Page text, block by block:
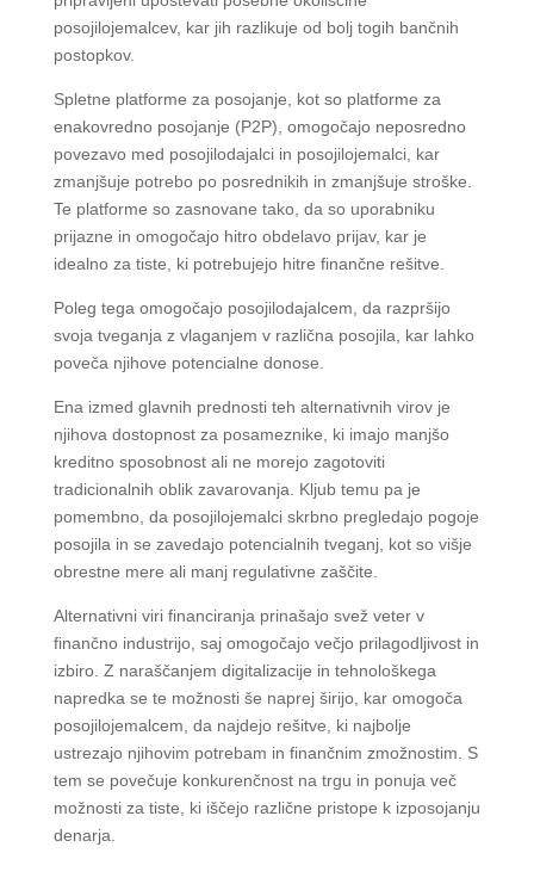
posojilojemalcev, kar jih razlikuje od bolj togih bančnih
postopkov.
Spletne platforme za posojanje, kot so platforme za
enakovredno posojanje (P2P), omogočajo neposredno
povezavo med posojilodajalci in posojilojemalci, kar
zmanjšuje potrebo po posrednikih in zmanjšuje stroške.
Te platforme so zasnovane tako, da so uporabniku
prijazne in omogočajo hitro obdelavo prijav, kar je
idealno za tiste, ki potrebujejo hitre finančne rešitve.
Poleg tega omogočajo posojilodajalcem, da razpršijo
svoja tveganja z vlaganjem v različna posojila, kar lahko
poveča njihove potencialne donose.
Ena izmed glavnih prednosti teh alternativnih virov je
njihova dostopnost za posameznike, ki imajo manjšo
kreditno sposobnost ali ne morejo zagotoviti
tradicionalnih oblik zavarovanja. Kljub temu pa je
pomembno, da posojilojemalci skrbno pregledajo pogoje
posojila in se zavedajo potencialnih tveganj, kot so višje
obrestne mere ali manj regulativne zaščite.
Alternativni viri financiranja prinašajo svež veter v
finančno industrijo, saj omogočajo večjo prilagodljivost in
izbiro. Z naraščanjem digitalizacije in tehnološkega
napredka se te možnosti še naprej širijo, kar omogoča
posojilojemalcem, da najdejo rešitve, ki najbolje
ustrezajo njihovim potrebam in finančnim zmožnostim. S
tem se povečuje konkurenčnost na trgu in ponuja več
možnosti za tiste, ki iščejo različne pristope k izposojanju
denarja.